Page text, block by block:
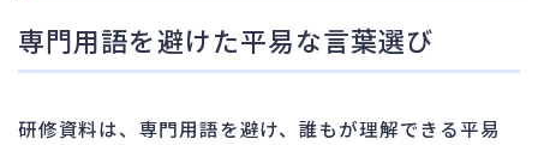
専門用語を避けた平易な言葉選び
研修資料は、専門用語を避け、誰もが理解できる平易